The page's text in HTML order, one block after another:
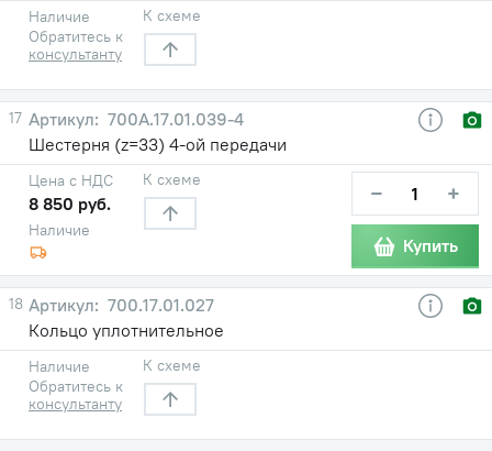
Наличие
Обратитесь к
консультанту
К схеме
17
700А.17.01.039-4
Шестерня (z=33) 4-ой передачи
Наличие
Цена с НДС
8 850 руб.
К схеме − +
Купить
18
700.17.01.027
Кольцо уплотнительное
Наличие
Обратитесь к
консультанту
К схеме